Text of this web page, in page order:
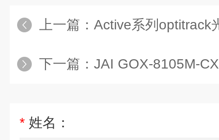
上一篇： Active系列optitrack
下一篇： JAI GOX-8105M-
* 姓名：